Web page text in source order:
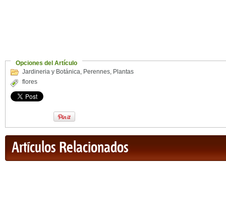
Opciones del Artículo
Jardineria y Botánica, Perennes, Plantas
flores
Artículos Relacionados